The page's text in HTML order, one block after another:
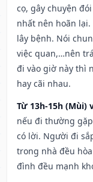
cọ, gây chuyện
nhất nên hoãn
lây bệnh. Nói
việc quan,…nên
đi vào giờ này thì
hay cãi nhau.
Từ 13h-15h (Mùi)
nếu đi thường
có lời. Người đi
trong nhà đều
đình đều mạnh